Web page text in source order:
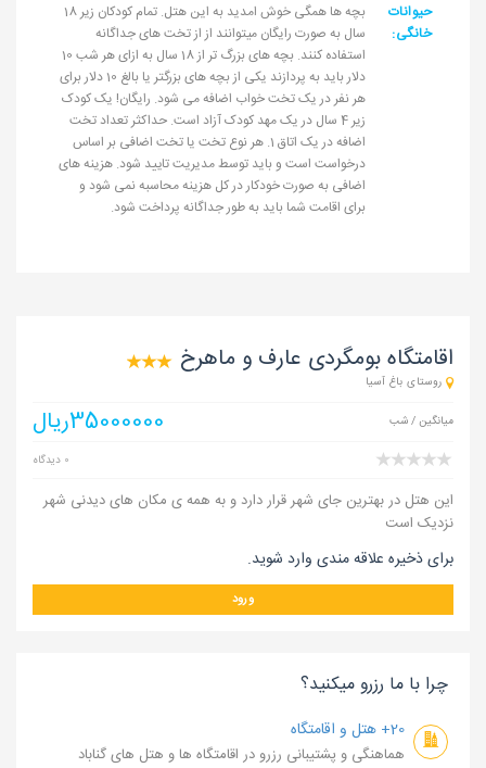
حیوانات
خانگی:
بچه ها همگی خوش امدید به این هتل. تمام کودکان زیر 18
سال به صورت رایگان میتوانند از از تخت های جداگانه
استفاده کنند. بچه های بزرگ تر از 18 سال به ازای هر شب 10
دلار باید به پردازند یکی از بچه های بزرگتر یا بالغ 10 دلار برای
هر نفر در یک تخت خواب اضافه می شود. رایگان! یک کودک
زیر 4 سال در یک مهد کودک آزاد است. حداکثر تعداد تخت
اضافه در یک اتاق 1. هر نوع تخت یا تخت اضافی بر اساس
درخواست است و باید توسط مدیریت تایید شود. هزینه های
اضافی به صورت خودکار در کل هزینه محاسبه نمی شود و
برای اقامت شما باید به طور جداگانه پرداخت شود.
اقامتگاه بومگردی عارف و ماهرخ
روستای باغ آسیا
میانگین / شب 35000000ریال
0 دیدگاه
این هتل در بهترین جای شهر قرار دارد و به همه ی مکان های دیدنی شهر
نزدیک است
برای ذخیره علاقه مندی وارد شوید.
ورود
چرا با ما رزرو میکنید؟
20+ هتل و اقامتگاه
هماهنگی و پشتیبانی رزرو در اقامتگاه ها و هتل های گناباد